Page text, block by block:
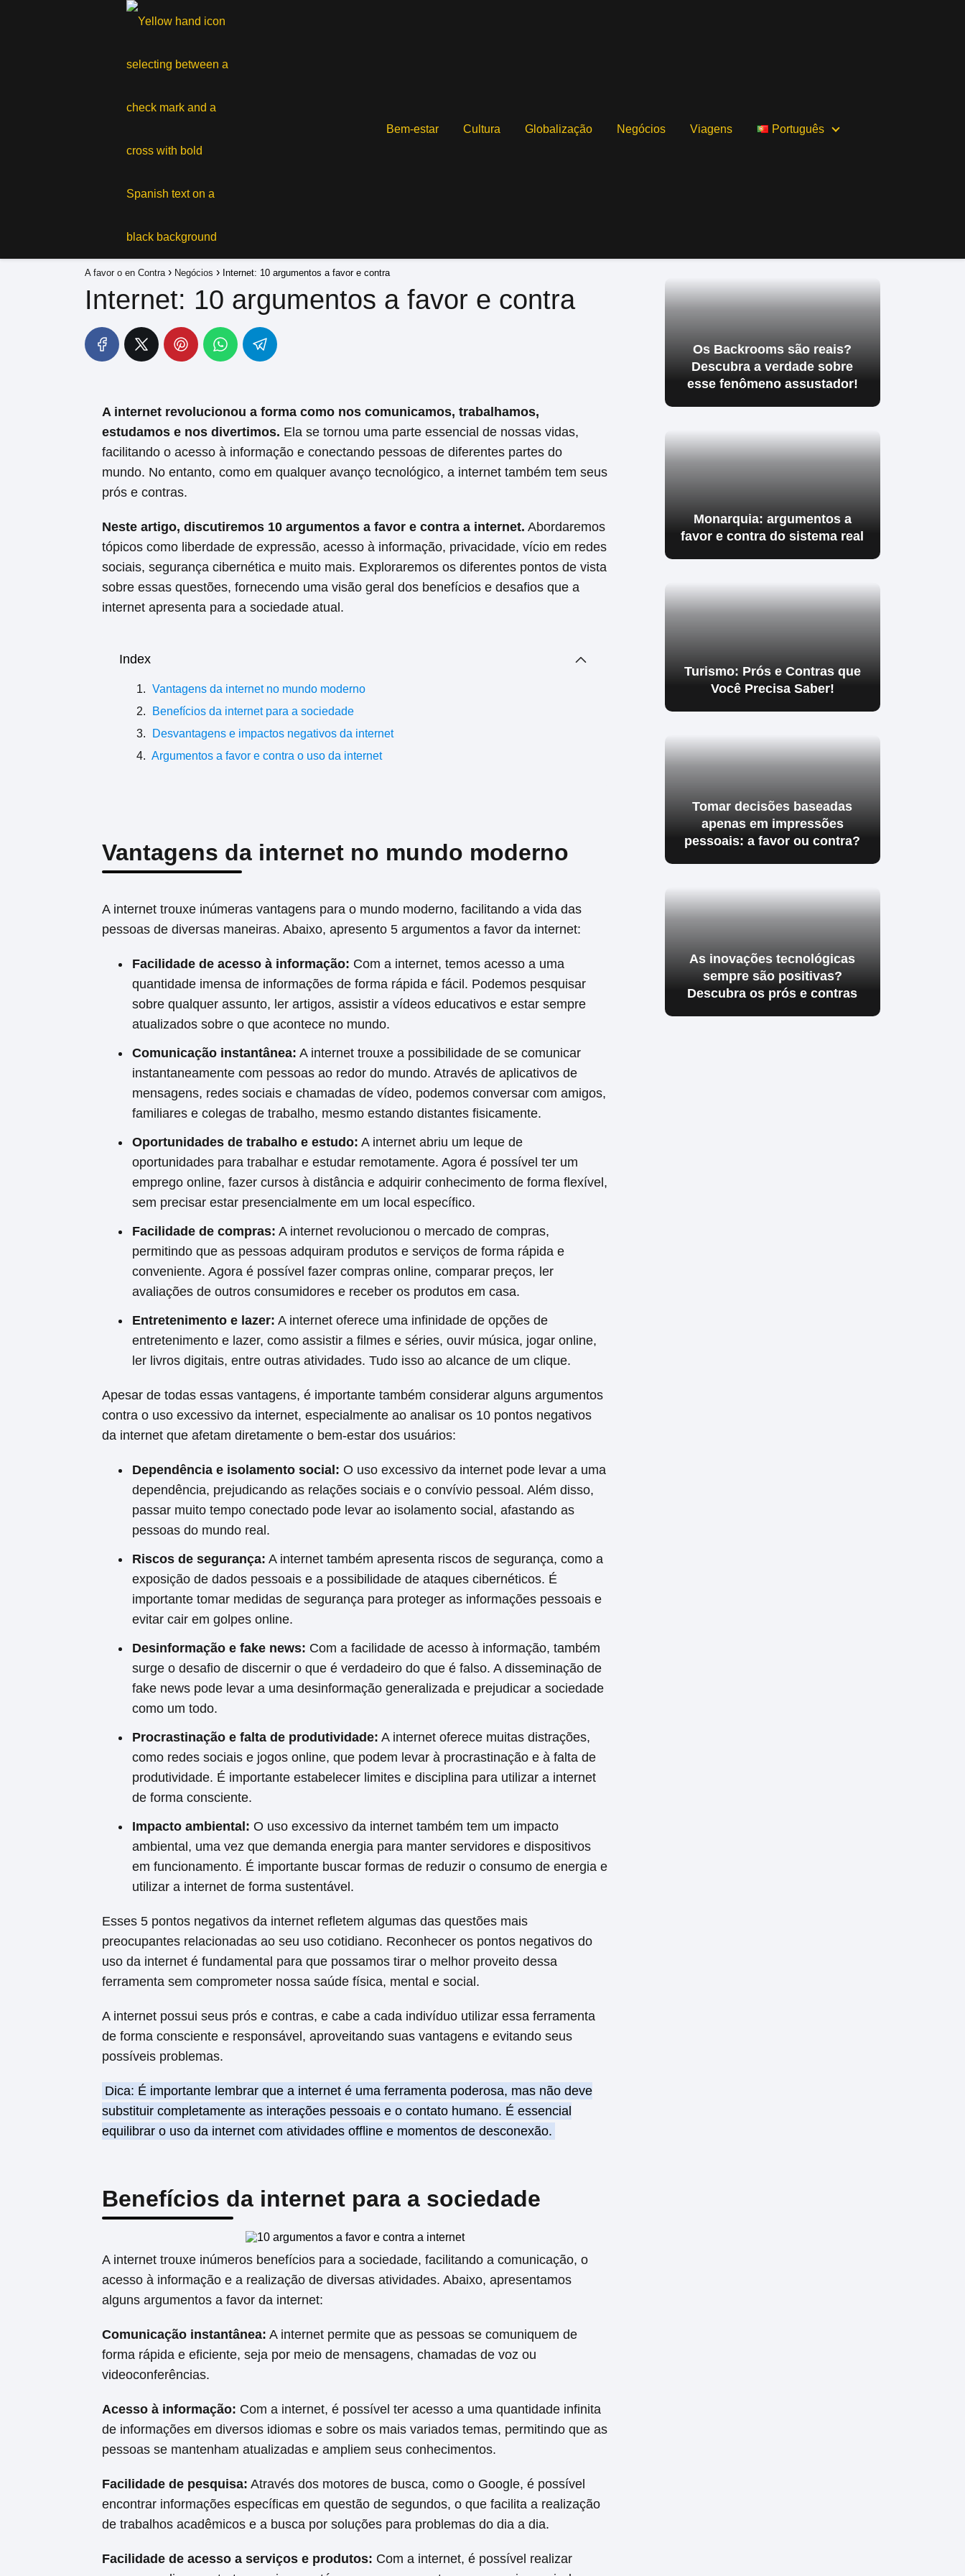
Bem-estar Cultura Globalização Negócios Viagens Português
A favor o en Contra Negócios Internet: 10 argumentos a favor e contra
Internet: 10 argumentos a favor e contra
A internet revolucionou a forma como nos comunicamos, trabalhamos,
estudamos e nos divertimos. Ela se tornou uma parte essencial de nossas vidas,
facilitando o acesso à informação e conectando pessoas de diferentes partes do
mundo. No entanto, como em qualquer avanço tecnológico, a internet também tem seus
prós e contras.
Neste artigo, discutiremos 10 argumentos a favor e contra a internet. Abordaremos
tópicos como liberdade de expressão, acesso à informação, privacidade, vício em redes
sociais, segurança cibernética e muito mais. Exploraremos os diferentes pontos de vista
sobre essas questões, fornecendo uma visão geral dos benefícios e desafios que a
internet apresenta para a sociedade atual.
Index
Vantagens da internet no mundo moderno
Benefícios da internet para a sociedade
Desvantagens e impactos negativos da internet
Argumentos a favor e contra o uso da internet
Vantagens da internet no mundo moderno
A internet trouxe inúmeras vantagens para o mundo moderno, facilitando a vida das
pessoas de diversas maneiras. Abaixo, apresento 5 argumentos a favor da internet:
Facilidade de acesso à informação: Com a internet, temos acesso a uma
quantidade imensa de informações de forma rápida e fácil. Podemos pesquisar
sobre qualquer assunto, ler artigos, assistir a vídeos educativos e estar sempre
atualizados sobre o que acontece no mundo.
Comunicação instantânea: A internet trouxe a possibilidade de se comunicar
instantaneamente com pessoas ao redor do mundo. Através de aplicativos de
mensagens, redes sociais e chamadas de vídeo, podemos conversar com amigos,
familiares e colegas de trabalho, mesmo estando distantes fisicamente.
Oportunidades de trabalho e estudo: A internet abriu um leque de
oportunidades para trabalhar e estudar remotamente. Agora é possível ter um
emprego online, fazer cursos à distância e adquirir conhecimento de forma flexível,
sem precisar estar presencialmente em um local específico.
Facilidade de compras: A internet revolucionou o mercado de compras,
permitindo que as pessoas adquiram produtos e serviços de forma rápida e
conveniente. Agora é possível fazer compras online, comparar preços, ler
avaliações de outros consumidores e receber os produtos em casa.
Entretenimento e lazer: A internet oferece uma infinidade de opções de
entretenimento e lazer, como assistir a filmes e séries, ouvir música, jogar online,
ler livros digitais, entre outras atividades. Tudo isso ao alcance de um clique.
Apesar de todas essas vantagens, é importante também considerar alguns argumentos
contra o uso excessivo da internet, especialmente ao analisar os 10 pontos negativos
da internet que afetam diretamente o bem-estar dos usuários:
Dependência e isolamento social: O uso excessivo da internet pode levar a uma
dependência, prejudicando as relações sociais e o convívio pessoal. Além disso,
passar muito tempo conectado pode levar ao isolamento social, afastando as
pessoas do mundo real.
Riscos de segurança: A internet também apresenta riscos de segurança, como a
exposição de dados pessoais e a possibilidade de ataques cibernéticos. É
importante tomar medidas de segurança para proteger as informações pessoais e
evitar cair em golpes online.
Desinformação e fake news: Com a facilidade de acesso à informação, também
surge o desafio de discernir o que é verdadeiro do que é falso. A disseminação de
fake news pode levar a uma desinformação generalizada e prejudicar a sociedade
como um todo.
Procrastinação e falta de produtividade: A internet oferece muitas distrações,
como redes sociais e jogos online, que podem levar à procrastinação e à falta de
produtividade. É importante estabelecer limites e disciplina para utilizar a internet
de forma consciente.
Impacto ambiental: O uso excessivo da internet também tem um impacto
ambiental, uma vez que demanda energia para manter servidores e dispositivos
em funcionamento. É importante buscar formas de reduzir o consumo de energia e
utilizar a internet de forma sustentável.
Esses 5 pontos negativos da internet refletem algumas das questões mais
preocupantes relacionadas ao seu uso cotidiano. Reconhecer os pontos negativos do
uso da internet é fundamental para que possamos tirar o melhor proveito dessa
ferramenta sem comprometer nossa saúde física, mental e social.
A internet possui seus prós e contras, e cabe a cada indivíduo utilizar essa ferramenta
de forma consciente e responsável, aproveitando suas vantagens e evitando seus
possíveis problemas.
Dica: É importante lembrar que a internet é uma ferramenta poderosa, mas não deve
substituir completamente as interações pessoais e o contato humano. É essencial
equilibrar o uso da internet com atividades offline e momentos de desconexão.
Benefícios da internet para a sociedade
A internet trouxe inúmeros benefícios para a sociedade, facilitando a comunicação, o
acesso à informação e a realização de diversas atividades. Abaixo, apresentamos
alguns argumentos a favor da internet:
Comunicação instantânea: A internet permite que as pessoas se comuniquem de
forma rápida e eficiente, seja por meio de mensagens, chamadas de voz ou
videoconferências.
Acesso à informação: Com a internet, é possível ter acesso a uma quantidade infinita
de informações em diversos idiomas e sobre os mais variados temas, permitindo que as
pessoas se mantenham atualizadas e ampliem seus conhecimentos.
Facilidade de pesquisa: Através dos motores de busca, como o Google, é possível
encontrar informações específicas em questão de segundos, o que facilita a realização
de trabalhos acadêmicos e a busca por soluções para problemas do dia a dia.
Facilidade de acesso a serviços e produtos: Com a internet, é possível realizar
Os Backrooms são reais?
Descubra a verdade sobre
esse fenômeno assustador!
Monarquia: argumentos a
favor e contra do sistema real
Turismo: Prós e Contras que
Você Precisa Saber!
Tomar decisões baseadas
apenas em impressões
pessoais: a favor ou contra?
As inovações tecnológicas
sempre são positivas?
Descubra os prós e contras